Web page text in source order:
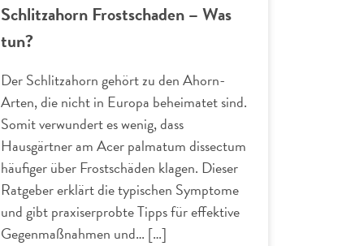
Schlitzahorn Frostschaden – Was
tun?
Der Schlitzahorn gehört zu den Ahorn-
Arten, die nicht in Europa beheimatet sind.
Somit verwundert es wenig, dass
Hausgärtner am Acer palmatum dissectum
häufiger über Frostschäden klagen. Dieser
Ratgeber erklärt die typischen Symptome
und gibt praxiserprobte Tipps für effektive
Gegenmaßnahmen und… […]